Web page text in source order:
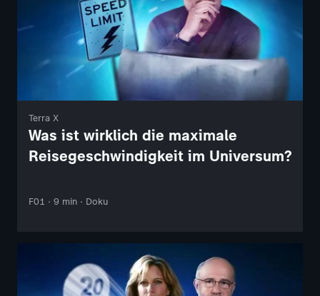
Terra X
Was ist wirklich die maximale
Reisegeschwindigkeit im Universum?
F01 · 9 min · Doku